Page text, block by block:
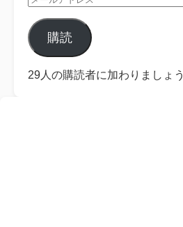
ル
ア
ド
レ
購読
29人の購読者に加わりましょう